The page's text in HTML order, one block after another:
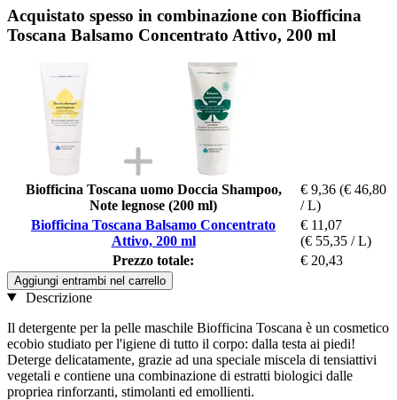
Acquistato spesso in combinazione con Biofficina
Toscana Balsamo Concentrato Attivo, 200 ml
Biofficina Toscana uomo Doccia Shampoo,
Note legnose (200 ml)
€ 9,36 (€ 46,80
/ L)
Biofficina Toscana Balsamo Concentrato
Attivo, 200 ml
€ 11,07
(€ 55,35 / L)
Prezzo totale:
€ 20,43
Aggiungi entrambi nel carrello
Descrizione
Il detergente per la pelle maschile Biofficina Toscana è un cosmetico
ecobio studiato per l'igiene di tutto il corpo: dalla testa ai piedi!
Deterge delicatamente, grazie ad una speciale miscela di tensiattivi
vegetali e contiene una combinazione di estratti biologici dalle
propriea rinforzanti, stimolanti ed emollienti.